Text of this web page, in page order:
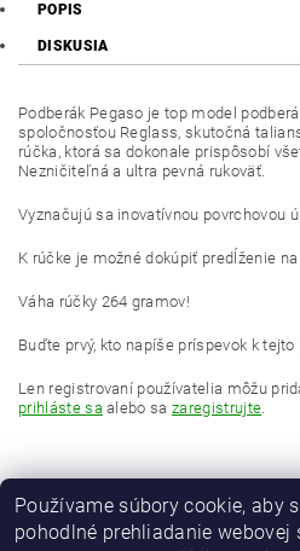
POPIS
DISKUSIA
Podberák Pegaso je top model
spoločnosťou Reglass, skutočná
rúčka, ktorá sa dokonale prispôsobí
Nezničiteľná a ultra pevná rukoväť.
Vyznačujú sa inovatívnou povrchovou
K rúčke je možné dokúpiť predĺženie
Váha rúčky 264 gramov!
Buďte prvý, kto napíše príspevok k tejto
Len registrovaní používatelia môžu
prihláste sa alebo sazaregistrujte.
Používame súbory cookie, aby
pohodlné prehliadanie